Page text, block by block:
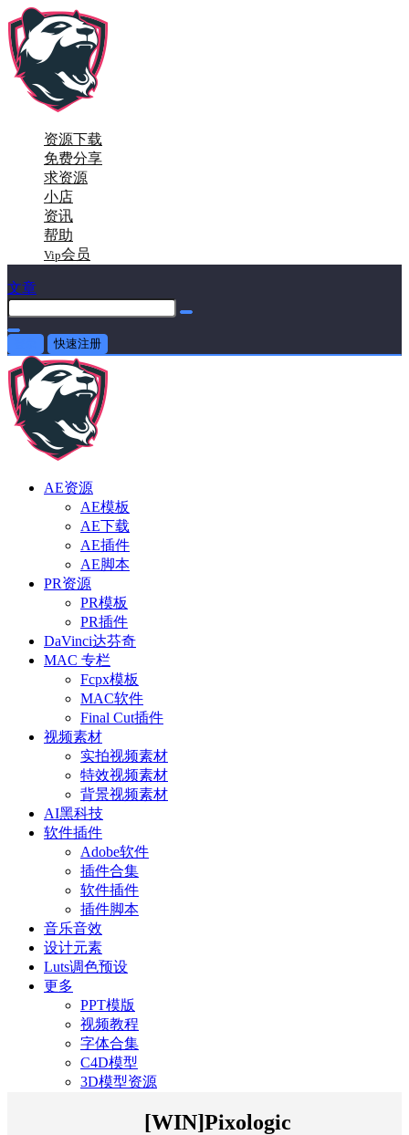
资源下载
免费分享
求资源
小店
资讯
帮助
Vip会员
文章
快速注册
AE资源
AE模板
AE下载
AE插件
AE脚本
PR资源
PR模板
PR插件
DaVinci达芬奇
MAC 专栏
Fcpx模板
MAC软件
Final Cut插件
视频素材
实拍视频素材
特效视频素材
背景视频素材
AI黑科技
软件插件
Adobe软件
插件合集
软件插件
插件脚本
音乐音效
设计元素
Luts调色预设
更多
PPT模版
视频教程
字体合集
C4D模型
3D模型资源
[WIN]Pixologic